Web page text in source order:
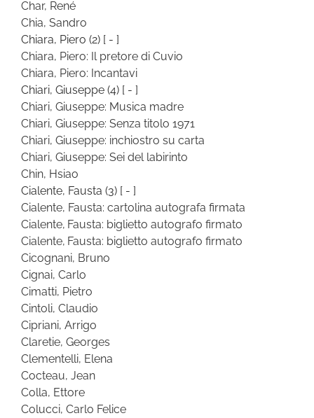
Char, René
Chia, Sandro
Chiara, Piero (2) [ - ]
Chiara, Piero: Il pretore di Cuvio
Chiara, Piero: Incantavi
Chiari, Giuseppe (4) [ - ]
Chiari, Giuseppe: Musica madre
Chiari, Giuseppe: Senza titolo 1971
Chiari, Giuseppe: inchiostro su carta
Chiari, Giuseppe: Sei del labirinto
Chin, Hsiao
Cialente, Fausta (3) [ - ]
Cialente, Fausta: cartolina autografa firmata
Cialente, Fausta: biglietto autografo firmato
Cialente, Fausta: biglietto autografo firmato
Cicognani, Bruno
Cignai, Carlo
Cimatti, Pietro
Cintoli, Claudio
Cipriani, Arrigo
Claretie, Georges
Clementelli, Elena
Cocteau, Jean
Colla, Ettore
Colucci, Carlo Felice